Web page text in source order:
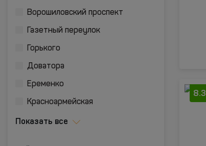
Ворошиловский проспект
Газетный переулок
Горького
Доватора
Еременко
Красноармейская
Показать все
8.3